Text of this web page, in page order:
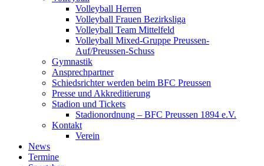
Volleyball Herren
Volleyball Frauen Bezirksliga
Volleyball Team Mittelfeld
Volleyball Mixed-Gruppe Preussen-
Auf/Preussen-Schuss
Gymnastik
Ansprechpartner
Schiedsrichter werden beim BFC Preussen
Presse und Akkreditierung
Stadion und Tickets
Stadionordnung – BFC Preussen 1894 e.V.
Kontakt
Verein
News
Termine